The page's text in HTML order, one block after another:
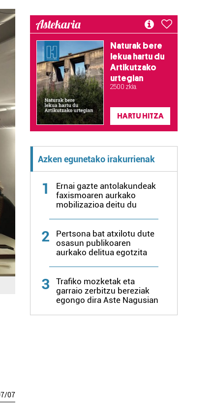
/07
Astekaria
Naturak bere
lekua hartu du
Artikutzako
urtegian
2.500 zkia.
HARTU HITZA
Azken egunetako irakurrienak
1
Ernai gazte antolakundeak
faxismoaren aurkako
mobilizazioa deitu du
2
Pertsona bat atxilotu dute
osasun publikoaren
aurkako delitua egotzita
3
Trafiko mozketak eta
garraio zerbitzu bereziak
egongo dira Aste Nagusian